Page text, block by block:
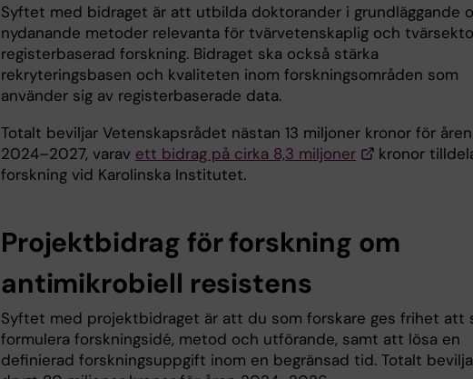
Syftet med bidraget är att utbilda doktorander i grundläggande
nydanande metoder relevanta för tvärvetenskaplig och
registerbaserad forskning. Bidraget ska också stärka
rekryteringsbasen och kvaliteten inom forskningsområden som
använder sig av registerbaserade data.
Totalt beviljar Vetenskapsrådet nästan 13 miljoner kronor för åren
2024–2027, varav ett bidrag på cirka 8,3 miljoner
kronor
forskning vid Karolinska Institutet.
Projektbidrag för forskning om
antimikrobiell resistens
Syftet med projektbidraget är att du som forskare ges frihet att
formulera forskningsidé, metod och utförande, samt att lösa en
definierad forskningsuppgift inom en begränsad tid. Totalt